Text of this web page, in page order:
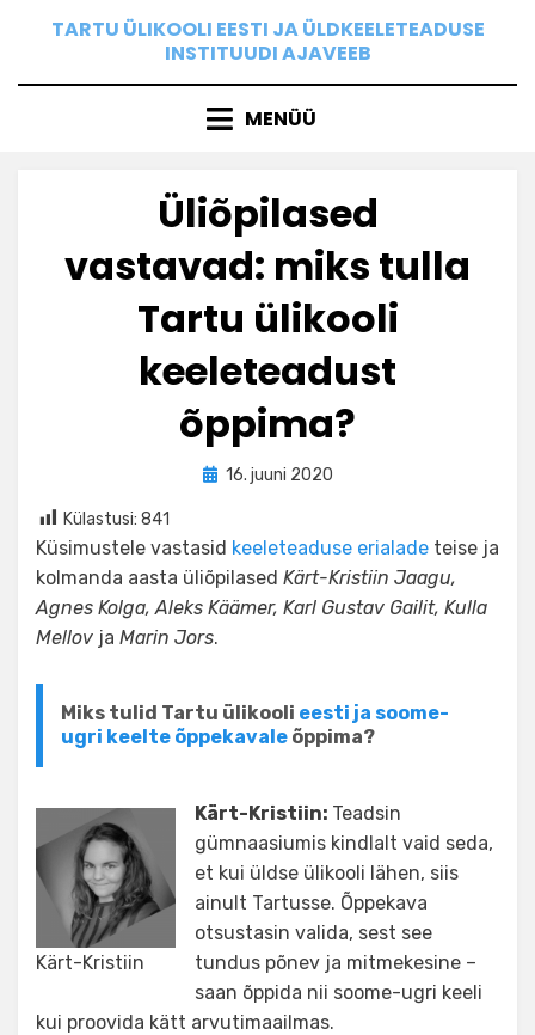
TARTU ÜLIKOOLI EESTI JA ÜLDKEELETEADUSE
INSTITUUDI AJAVEEB
MENÜÜ
Üliõpilased
vastavad: miks tulla
Tartu ülikooli
keeleteadust
õppima?
by Ilona
Posted
16. juuni 2020
Külastusi: 841
Küsimustele vastasid keeleteaduse erialade teise ja
kolmanda aasta üliõpilased Kärt-Kristiin Jaagu,
Agnes Kolga, Aleks Käämer, Karl Gustav Gailit, Kulla
Mellov ja Marin Jors.
Miks tulid Tartu ülikooli eesti ja soome-
ugri keelte õppekavale õppima?
Kärt-Kristiin
Kärt-Kristiin: Teadsin
gümnaasiumis kindlalt vaid seda,
et kui üldse ülikooli lähen, siis
ainult Tartusse. Õppekava
otsustasin valida, sest see
tundus põnev ja mitmekesine –
saan õppida nii soome-ugri keeli
kui proovida kätt arvutimaailmas.